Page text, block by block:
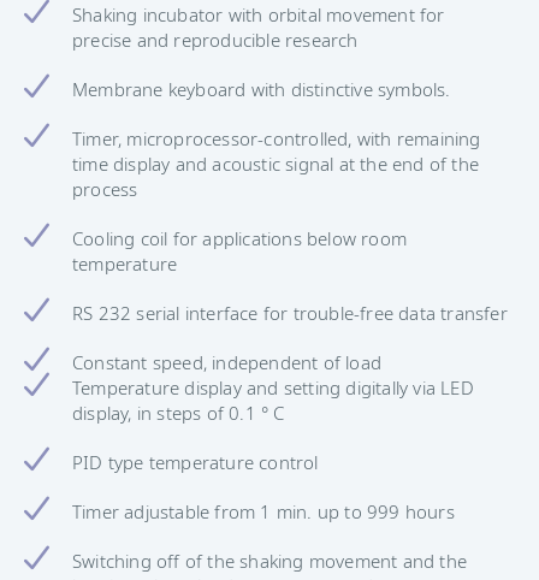
Shaking incubator with orbital movement for
precise and reproducible research
Membrane keyboard with distinctive symbols.
Timer, microprocessor-controlled, with remaining
time display and acoustic signal at the end of the
process
Cooling coil for applications below room
temperature
RS 232 serial interface for trouble-free data transfer
Constant speed, independent of load
Temperature display and setting digitally via LED
display, in steps of 0.1 ° C
PID type temperature control
Timer adjustable from 1 min. up to 999 hours
Switching off of the shaking movement and the